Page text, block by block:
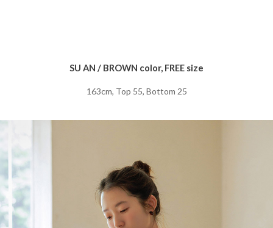
SU AN / BROWN color, FREE size
163cm, Top 55, Bottom 25